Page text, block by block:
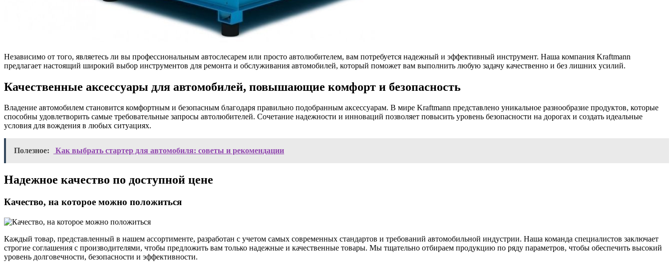
Независимо от того, являетесь ли вы профессиональным автослесарем или просто автолюбителем, вам потребуется надежный и эффективный инструмент. Наша компания Kraftmann
предлагает настоящий широкий выбор инструментов для ремонта и обслуживания автомобилей, который поможет вам выполнить любую задачу качественно и без лишних усилий.
Качественные аксессуары для автомобилей, повышающие комфорт и безопасность
Владение автомобилем становится комфортным и безопасным благодаря правильно подобранным аксессуарам. В мире Kraftmann представлено уникальное разнообразие продуктов, которые
способны удовлетворить самые требовательные запросы автолюбителей. Сочетание надежности и инноваций позволяет повысить уровень безопасности на дорогах и создать идеальные
условия для вождения в любых ситуациях.
Полезное: ​ Как выбрать стартер для автомобиля: советы и рекомендации
Надежное качество по доступной цене
Качество, на которое можно положиться
Каждый товар, представленный в нашем ассортименте, разработан с учетом самых современных стандартов и требований автомобильной индустрии. Наша команда специалистов заключает
строгие соглашения с производителями, чтобы предложить вам только надежные и качественные товары. Мы тщательно отбираем продукцию по ряду параметров, чтобы обеспечить высокий
уровень долговечности, безопасности и эффективности.